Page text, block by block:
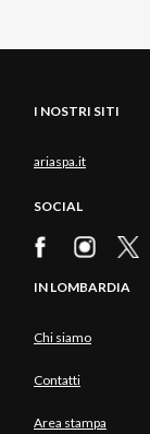
I NOSTRI SITI
ariaspa.it
SOCIAL
IN LOMBARDIA
Chi siamo
Contatti
Area stampa